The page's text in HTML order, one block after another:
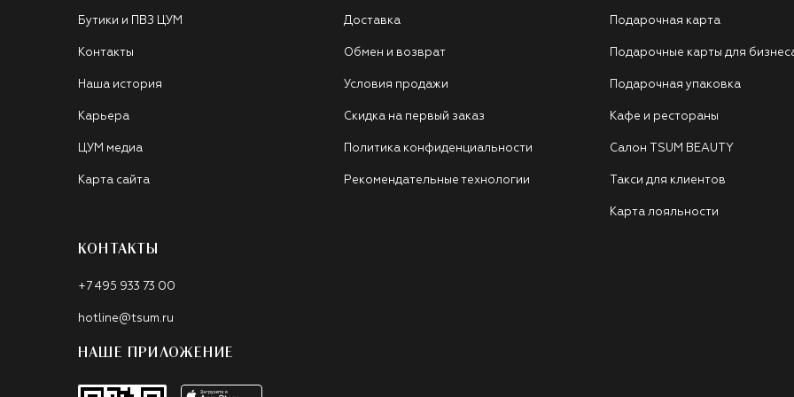
Бутики и ПВЗ ЦУМ
Контакты
Наша история
Карьера
ЦУМ медиа
Карта сайта
Доставка
Обмен и возврат
Условия продажи
Скидка на первый заказ
Политика конфиденциальности
Рекомендательные технологии
Подарочная карта
Подарочные карты для
Подарочная упаковка
Кафе и рестораны
Салон TSUM BEAUTY
Такси для клиентов
Карта лояльности
КОНТАКТЫ
+7 495 933 73 00
hotline@tsum.ru
НАШЕ ПРИЛОЖЕНИЕ